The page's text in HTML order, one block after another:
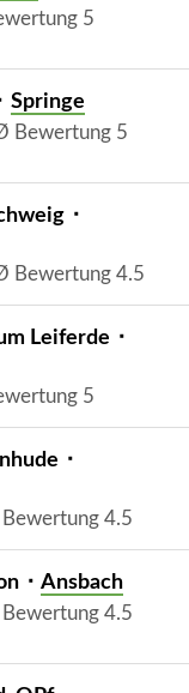
5
Springe
Bewertung 5
⬝
Bewertung 4.5
Leiferde ⬝
5
⬝
4.5
⬝ Ansbach
4.5